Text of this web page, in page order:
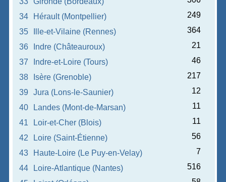
34
Hérault (Montpellier)
249
35
Ille-et-Vilaine (Rennes)
364
36
Indre (Châteauroux)
21
37
Indre-et-Loire (Tours)
46
38
Isère (Grenoble)
217
39
Jura (Lons-le-Saunier)
12
40
Landes (Mont-de-Marsan)
11
41
Loir-et-Cher (Blois)
11
42
Loire (Saint-Étienne)
56
43
Haute-Loire (Le Puy-en-Velay)
7
44
Loire-Atlantique (Nantes)
516